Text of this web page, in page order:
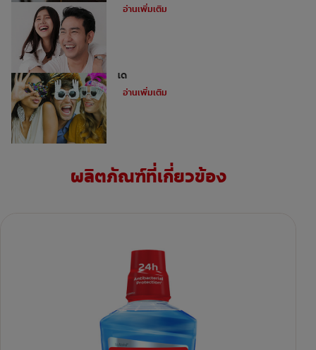
อ่านเพิ่มเติม
ได้
อ่านเพิ่มเติม
ผลิตภัณฑ์ที่เกี่ยวข้อง